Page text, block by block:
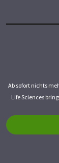
Ab sofort nichts
Life Sciences